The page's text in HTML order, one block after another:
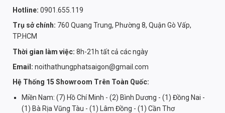
Hotline: 0901.655.119
Trụ sở chính: 760 Quang Trung, Phường 8, Quận Gò Vấp,
TP.HCM
Thời gian làm việc: 8h-21h tất cả các ngày
Email: noithathungphatsaigon@gmail.com
Hệ Thống 15 Showroom Trên Toàn Quốc:
Miền Nam: (7) Hồ Chí Minh - (2) Bình Dương - (1) Đồng Nai -
(1) Bà Rịa Vũng Tàu - (1) Lâm Đồng - (1) Cần Thơ